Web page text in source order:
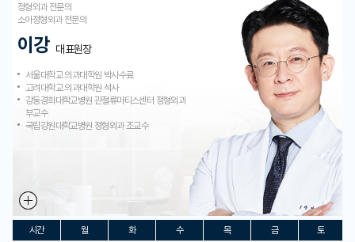
정형외과 전문의
소아정형외과 전문의
이강 대표원장
서울대학교 의과대학원 박사수료
고려대학교 의과대학원 석사
강동경희대학교병원 관절류마티스센터 정형외과
부교수
국립강원대학교병원 정형외과 조교수
시간 월 화 수 목 금 토